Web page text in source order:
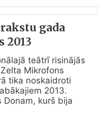
gada
2013
teātrī risinājās
Mikrofons
tika noskaidroti
2013.
kurš bija